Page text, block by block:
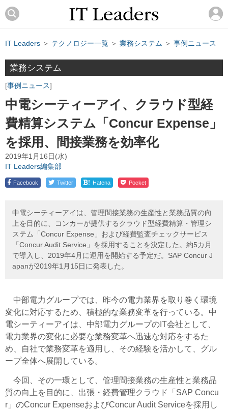
IT Leaders ＞ テクノロジー一覧 ＞ 業務システム ＞ 事例ニュース
業務システム
事例ニュース
中電シーティーアイ、クラウド型経
費精算システム「Concur Expense」
を採用、間接業務を効率化
2019年1月16日(水)
IT Leaders編集部
Facebook Twitter ! Hatena Pocket
中電シーティーアイは、管理間接業務の生産性と業務品質の向
上を目的に、コンカーが提供するクラウド型経費精算・管理シ
ステム「Concur Expense」および経費監査チェックサービス
「Concur Audit Service」を採用することを決定した。約5カ月
で導入し、2019年4月に運用を開始する予定だ。SAP Concur J
apanが2019年1月15日に発表した。
中部電力グループでは、昨今の電力業界を取り巻く環境
変化に対応するため、積極的な業務変革を行っている。中
電シーティーアイは、中部電力グループのIT会社として、
電力業界の変化に必要な業務変革へ迅速な対応をするた
め、自社で業務変革を適用し、その経験を活かして、グル
ープ全体へ展開している。
今回、その一環として、管理間接業務の生産性と業務品
質の向上を目的に、出張・経費管理クラウド「SAP Concu
r」のConcur ExpenseおよびConcur Audit Serviceを採用し